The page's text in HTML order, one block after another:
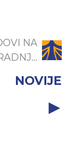
NA
NOVIJE